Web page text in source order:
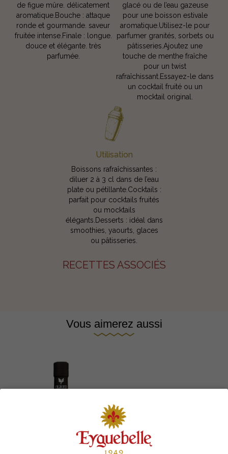
de figue mûre. délicatement
aromatique.Bouche : attaque
ronde et gourmande. saveur
fruitée intense.Finale : longue.
douce et élégante. très
parfumée.
glacé ou de l’eau gazeuse
pour une boisson estivale
aromatique.Utilisez-le pour
parfumer granités, sorbets ou
pâtisseries.Ajoutez une
touche de menthe fraîche
pour un twist
rafraîchissant.Essayez-le dans
un cocktail fruité ou un
mocktail original.
Utilisation
Boissons rafraîchissantes :
diluer 2 à 3 cl dans de l’eau
plate ou pétillante.Cocktails :
parfait pour cocktails fruités
ou mocktails
élégants.Desserts : idéal dans
smoothies, yaourts, glaces
ou pâtisseries.
RECETTES ASSOCIÉS
Vous aimerez aussi